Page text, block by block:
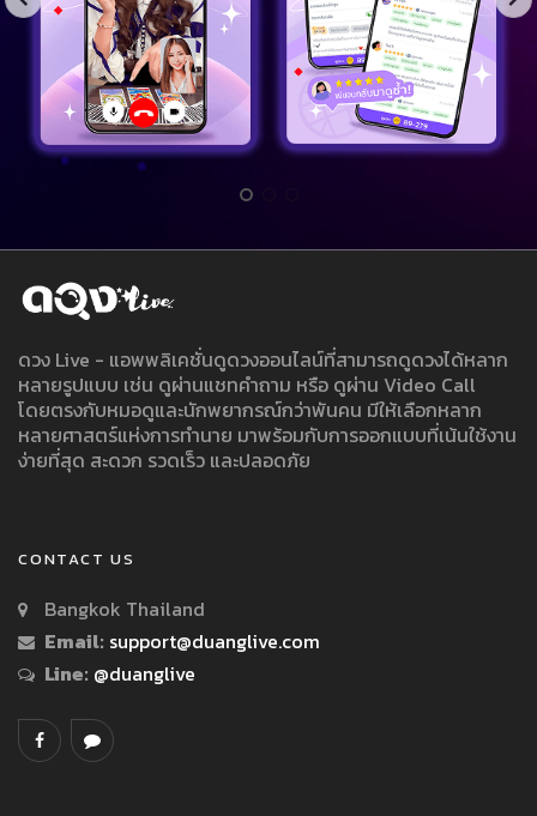
ดวง Live - แอพพลิเคชั่นดูดวงออนไลน์ที่สามารถดูดวงได้หลาก
หลายรูปแบบ เช่น ดูผ่านแชทคำถาม หรือ ดูผ่าน Video Call
โดยตรงกับหมอดูและนักพยากรณ์กว่าพันคน มีให้เลือกหลาก
หลายศาสตร์แห่งการทำนาย มาพร้อมกับการออกแบบที่เน้นใช้งาน
ง่ายที่สุด สะดวก รวดเร็ว และปลอดภัย
CONTACT US
Bangkok Thailand
Email: support@duanglive.com
Line: @duanglive